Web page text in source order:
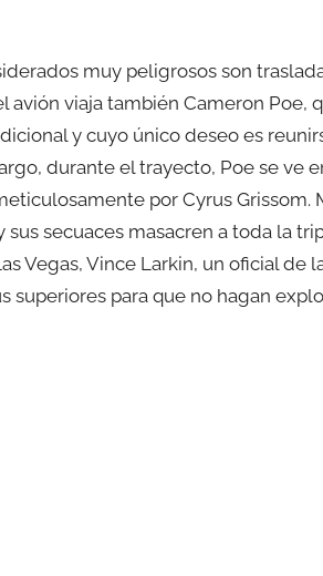
muy peligrosos son
avión viaja también Cameron Poe,
y cuyo único deseo es
durante el trayecto, Poe se ve
por Cyrus Grissom.
sus secuaces masacren a toda la
Vegas, Vince Larkin, un oficial de
superiores para que no hagan